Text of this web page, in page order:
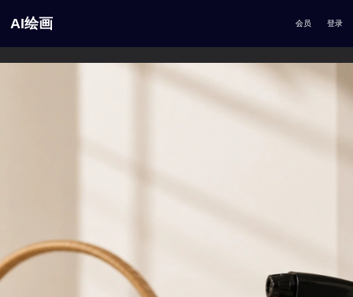
AI绘画 会员 登录